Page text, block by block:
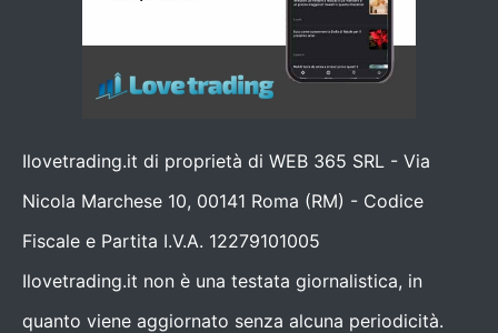
Ilovetrading.it di proprietà di WEB 365 SRL - Via
Nicola Marchese 10, 00141 Roma (RM) - Codice
Fiscale e Partita I.V.A. 12279101005
Ilovetrading.it non è una testata giornalistica, in
quanto viene aggiornato senza alcuna periodicità.